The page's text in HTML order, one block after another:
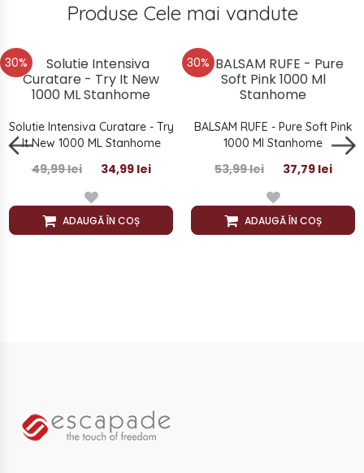
Produse Cele mai vandute
30%
Solutie Intensiva Curatare - Try
It New 1000 ML Stanhome
49,99 lei 34,99 lei
ADAUGĂ ÎN COȘ
30%
BALSAM RUFE - Pure Soft Pink
1000 Ml Stanhome
53,99 lei 37,79 lei
ADAUGĂ ÎN COȘ